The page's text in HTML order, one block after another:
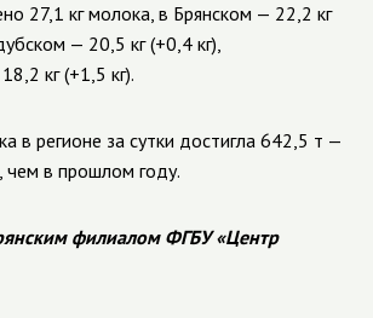
27,1 кг молока, в Брянском — 22,2 кг
— 20,5 кг (+0,4 кг),
кг (+1,5 кг).
в регионе за сутки достигла 642,5 т —
в прошлом году.
филиалом ФГБУ «Центр